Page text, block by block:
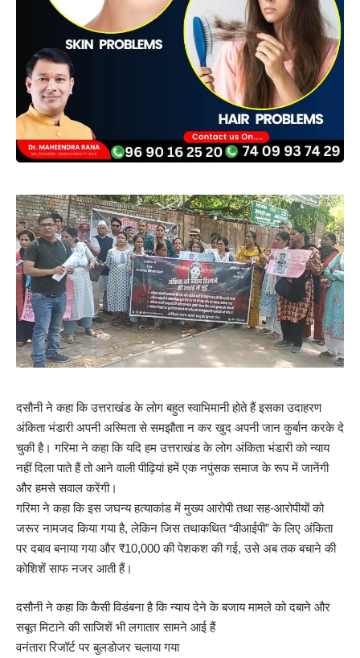
दसौनी ने कहा कि उत्तराखंड के लोग बहुत स्वाभिमानी होते हैं इसका उदाहरण
अंकिता भंडारी अपनी अस्मिता से समझौता न कर खुद अपनी जान कुर्बान करके दे
चुकी है। गरिमा ने कहा कि यदि हम उत्तराखंड के लोग अंकिता भंडारी को न्याय
नहीं दिला पाते हैं तो आने वाली पीढ़ियां हमें एक नपुंसक समाज के रूप में जानेंगी
और हमसे सवाल करेंगी।
गरिमा ने कहा कि इस जघन्य हत्याकांड में मुख्य आरोपी तथा सह-आरोपीयों को
जरूर नामजद किया गया है, लेकिन जिस तथाकथित “वीआईपी” के लिए अंकिता
पर दबाव बनाया गया और ₹10,000 की पेशकश की गई, उसे अब तक बचाने की
कोशिशें साफ नजर आती हैं।
दसौनी ने कहा कि कैसी विडंबना है कि न्याय देने के बजाय मामले को दबाने और
सबूत मिटाने की साजिशें भी लगातार सामने आई हैं
वनंतारा रिजॉर्ट पर बुलडोजर चलाया गया